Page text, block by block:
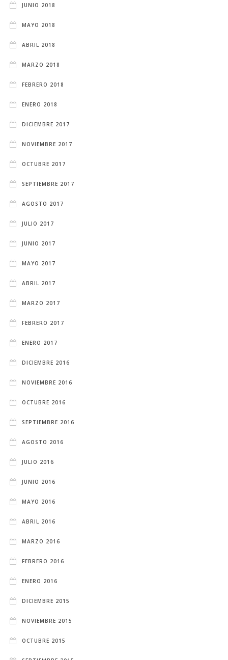
JUNIO 2018
MAYO 2018
ABRIL 2018
MARZO 2018
FEBRERO 2018
ENERO 2018
DICIEMBRE 2017
NOVIEMBRE 2017
OCTUBRE 2017
SEPTIEMBRE 2017
AGOSTO 2017
JULIO 2017
JUNIO 2017
MAYO 2017
ABRIL 2017
MARZO 2017
FEBRERO 2017
ENERO 2017
DICIEMBRE 2016
NOVIEMBRE 2016
OCTUBRE 2016
SEPTIEMBRE 2016
AGOSTO 2016
JULIO 2016
JUNIO 2016
MAYO 2016
ABRIL 2016
MARZO 2016
FEBRERO 2016
ENERO 2016
DICIEMBRE 2015
NOVIEMBRE 2015
OCTUBRE 2015